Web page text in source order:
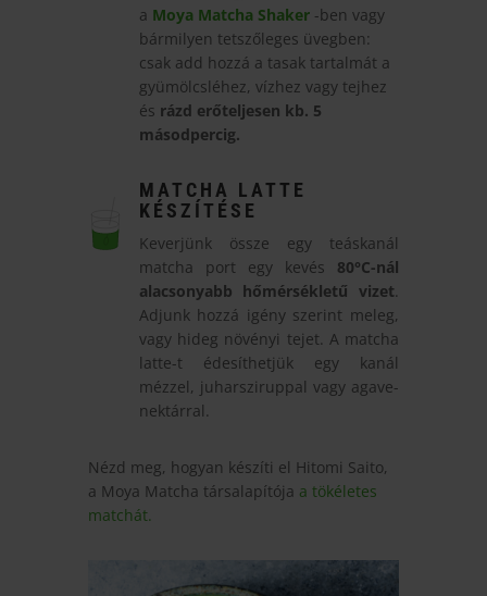
a Moya Matcha Shaker-ben vagy
bármilyen tetszőleges üvegben:
csak add hozzá a tasak tartalmát a
gyümölcsléhez, vízhez vagy tejhez
és rázd erőteljesen kb. 5
másodpercig.
MATCHA LATTE
KÉSZÍTÉSE
Keverjünk össze egy teáskanál
matcha port egy kevés 80°C-nál
alacsonyabb hőmérsékletű vizet.
Adjunk hozzá igény szerint meleg,
vagy hideg növényi tejet. A matcha
latte-t édesíthetjük egy kanál
mézzel, juharsziruppal vagy agave-
nektárral.
Nézd meg, hogyan készíti el Hitomi Saito,
a Moya Matcha társalapítója a tökéletes
matchát.